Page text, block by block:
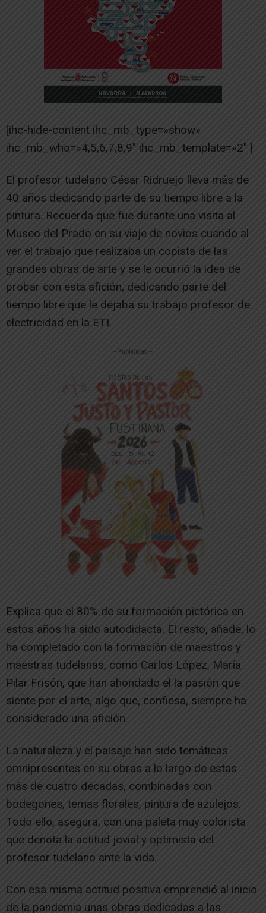
[ihc-hide-content ihc_mb_type=»show»
ihc_mb_who=»4,5,6,7,8,9″ ihc_mb_template=»2″ ]
El profesor tudelano César Ridruejo lleva más de
40 años dedicando parte de su tiempo libre a la
pintura. Recuerda que fue durante una visita al
Museo del Prado en su viaje de novios cuando al
ver el trabajo que realizaba un copista de las
grandes obras de arte y se le ocurrió la idea de
probar con esta afición, dedicando parte del
tiempo libre que le dejaba su trabajo profesor de
electricidad en la ETI.
-- Publicidad --
Explica que el 80% de su formación pictórica en
estos años ha sido autodidacta. El resto, añade, lo
ha completado con la formación de maestros y
maestras tudelanas, como Carlos López, María
Pilar Frisón, que han ahondado el la pasión que
siente por el arte, algo que, confiesa, siempre ha
considerado una afición.
La naturaleza y el paisaje han sido temáticas
omnipresentes en su obras a lo largo de estas
más de cuatro décadas, combinadas con
bodegones, temas florales, pintura de azulejos.
Todo ello, asegura, con una paleta muy colorista
que denota la actitud jovial y optimista del
profesor tudelano ante la vida.
Con esa misma actitud positiva emprendió al inicio
de la pandemia unas obras dedicadas a las